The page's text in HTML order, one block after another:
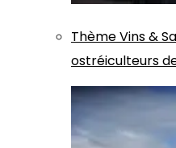
ThèmeVins &
ostréiculteurs